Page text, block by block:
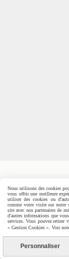
Nous utilisons des cookies
vous offrir une meilleure
utiliser des cookies ou
comme votre visite sur notre
site avec nos partenaires de
d'autres informations que
services. Vous pouvez retirer
« Gestion Cookies ». Voir
Personnaliser